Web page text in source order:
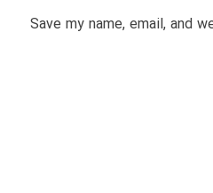
Save my name, email, and